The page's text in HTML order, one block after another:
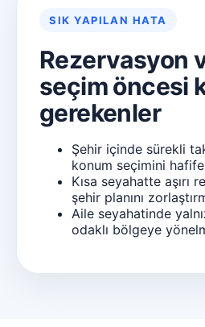
SIK YAPILAN HATA
Rezervasyon
seçim öncesi
gerekenler
Şehir içinde sürekli
konum seçimini
Kısa seyahatte aşırı
şehir planını
Aile seyahatinde
odaklı bölgeye